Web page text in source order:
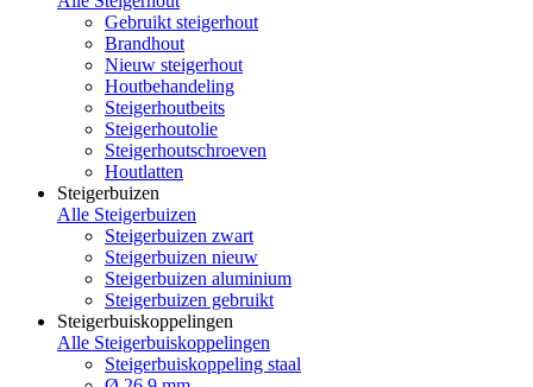
Gebruikt steigerhout
Brandhout
Nieuw steigerhout
Houtbehandeling
Steigerhoutbeits
Steigerhoutolie
Steigerhoutschroeven
Houtlatten
Steigerbuizen
Alle Steigerbuizen
Steigerbuizen zwart
Steigerbuizen nieuw
Steigerbuizen aluminium
Steigerbuizen gebruikt
Steigerbuiskoppelingen
Alle Steigerbuiskoppelingen
Steigerbuiskoppeling staal